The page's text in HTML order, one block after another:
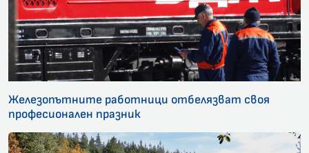
Железопътните работници отбелязват своя
професионален празник